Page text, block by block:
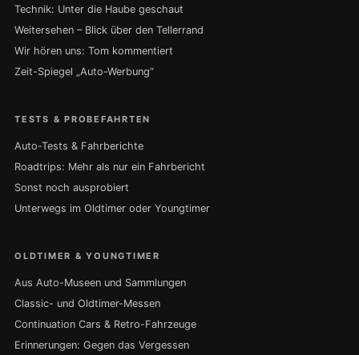
Technik: Unter die Haube geschaut
Weitersehen – Blick über den Tellerrand
Wir hören uns: Tom kommentiert
Zeit-Spiegel „Auto-Werbung“
TESTS & PROBEFAHRTEN
Auto-Tests & Fahrberichte
Roadtrips: Mehr als nur ein Fahrbericht
Sonst noch ausprobiert
Unterwegs im Oldtimer oder Youngtimer
OLDTIMER & YOUNGTIMER
Aus Auto-Museen und Sammlungen
Classic- und Oldtimer-Messen
Continuation Cars & Retro-Fahrzeuge
Erinnerungen: Gegen das Vergessen